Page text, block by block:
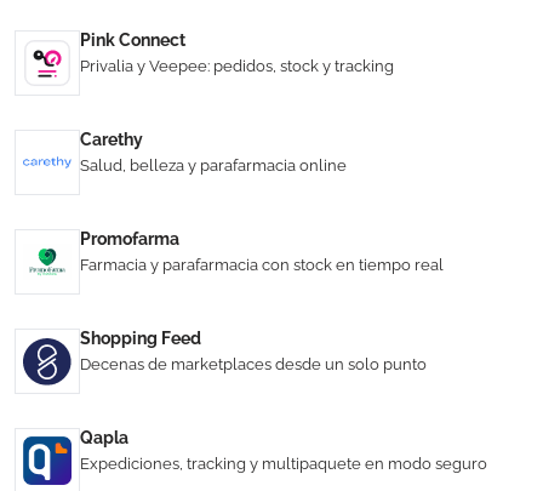
Pink Connect
Privalia y Veepee: pedidos, stock y tracking
Carethy
Salud, belleza y parafarmacia online
Promofarma
Farmacia y parafarmacia con stock en tiempo real
Shopping Feed
Decenas de marketplaces desde un solo punto
Qapla
Expediciones, tracking y multipaquete en modo seguro